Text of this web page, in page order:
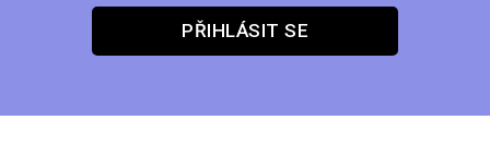
PŘIHLÁSIT SE